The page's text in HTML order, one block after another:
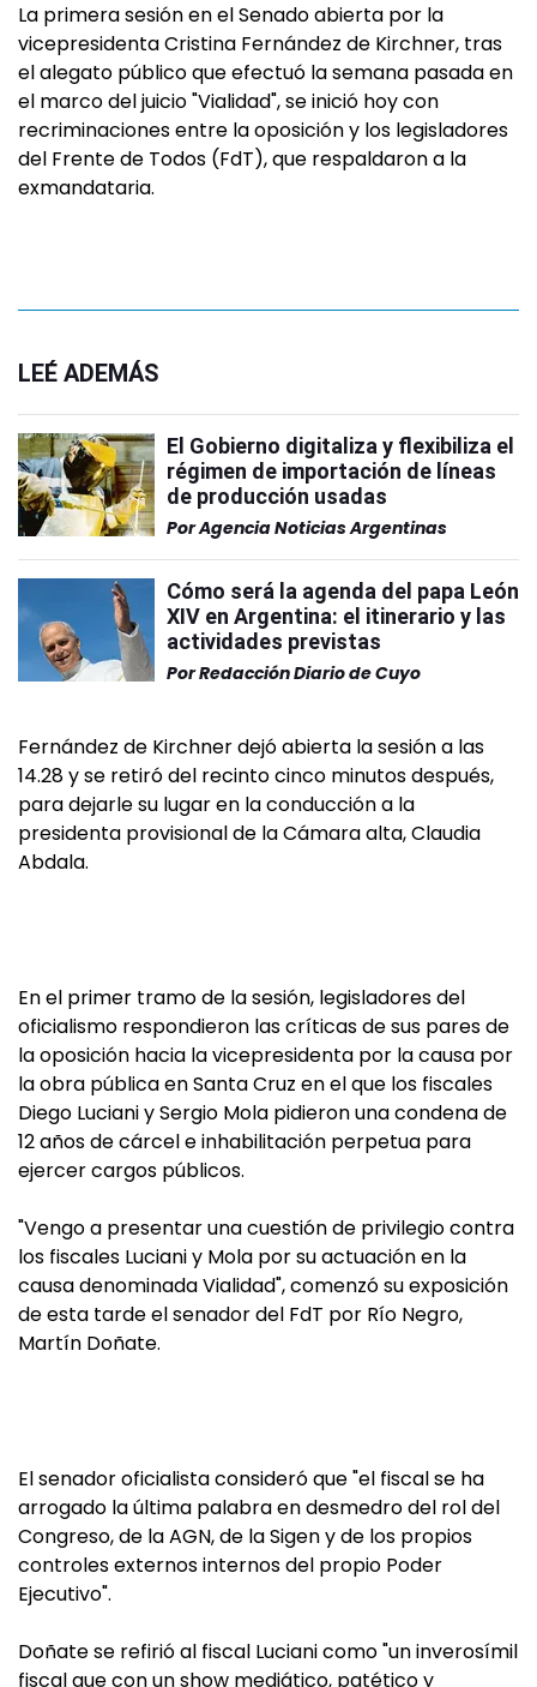
La primera sesión en el Senado abierta por la
vicepresidenta Cristina Fernández de Kirchner, tras
el alegato público que efectuó la semana pasada en
el marco del juicio "Vialidad", se inició hoy con
recriminaciones entre la oposición y los legisladores
del Frente de Todos (FdT), que respaldaron a la
exmandataria.
LEÉ ADEMÁS
El Gobierno digitaliza y flexibiliza el
régimen de importación de líneas
de producción usadas
PorAgencia Noticias Argentinas
Cómo será la agenda del papa León
XIV en Argentina: el itinerario y las
actividades previstas
PorRedacción Diario de Cuyo
Fernández de Kirchner dejó abierta la sesión a las
14.28 y se retiró del recinto cinco minutos después,
para dejarle su lugar en la conducción a la
presidenta provisional de la Cámara alta, Claudia
Abdala.
En el primer tramo de la sesión, legisladores del
oficialismo respondieron las críticas de sus pares de
la oposición hacia la vicepresidenta por la causa por
la obra pública en Santa Cruz en el que los fiscales
Diego Luciani y Sergio Mola pidieron una condena de
12 años de cárcel e inhabilitación perpetua para
ejercer cargos públicos.
"Vengo a presentar una cuestión de privilegio contra
los fiscales Luciani y Mola por su actuación en la
causa denominada Vialidad", comenzó su exposición
de esta tarde el senador del FdT por Río Negro,
Martín Doñate.
El senador oficialista consideró que "el fiscal se ha
arrogado la última palabra en desmedro del rol del
Congreso, de la AGN, de la Sigen y de los propios
controles externos internos del propio Poder
Ejecutivo".
Doñate se refirió al fiscal Luciani como "un inverosímil
fiscal que con un show mediático, patético y